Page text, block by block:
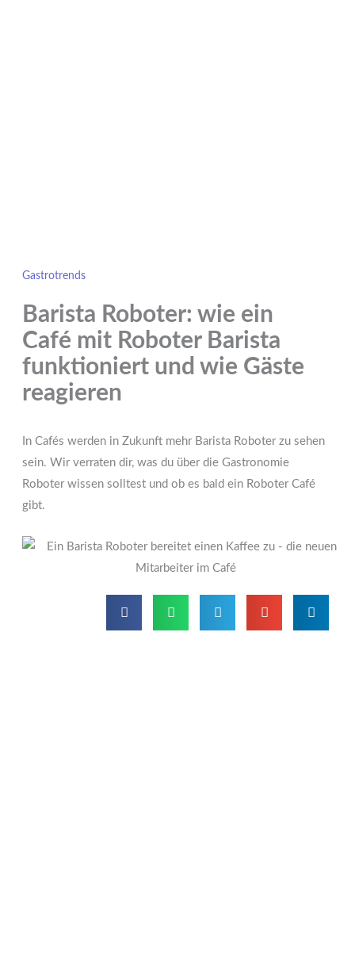
Gastrotrends
Barista Roboter: wie ein
Café mit Roboter Barista
funktioniert und wie Gäste
reagieren
In Cafés werden in Zukunft mehr Barista Roboter zu sehen
sein. Wir verraten dir, was du über die Gastronomie
Roboter wissen solltest und ob es bald ein Roboter Café
gibt.